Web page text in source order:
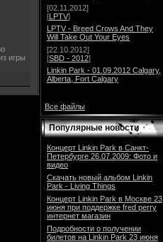
игры
[02.11.2012]
[LPTV]
LPTV - Breed Crows And They
Will Take Out Your Eyes
[22.10.2012]
[SBD - 2012]
Linkin Park - 01.09.2012 Calgary,
Alberta, Fort Calgary
Все файлы
Популярные новости
Концерт Linkin Park в Санкт-
Петербурге 26.07.2009: Фото и
видео
Скачать новый альбом Linkin
Park - Living Things
Концерт Linkin Park в Москве 23
июня при поддержке fred perry
интернет магазин
Подробности о получении
билетов на Linkin Park 23 июня